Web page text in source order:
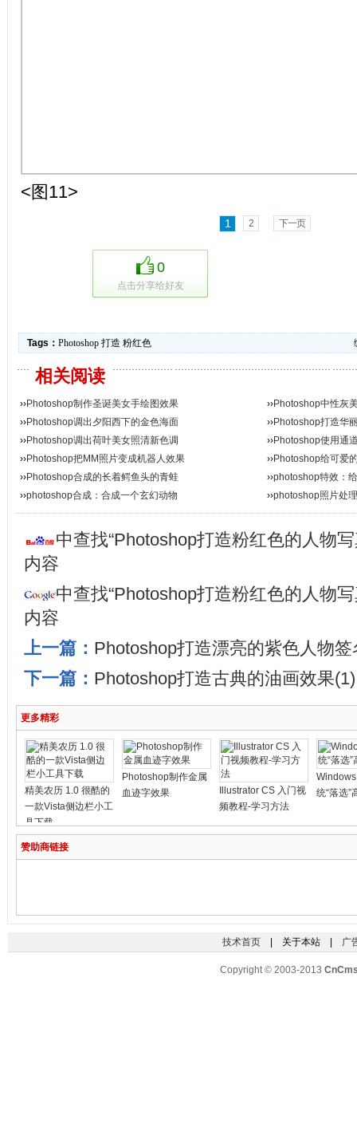
<图11>
1 2 下一页
0
点击分享给好友
Tags： Photoshop 打造 粉红色
相关阅读
››Photoshop制作圣诞美女手绘图效果 ››Photoshop中性灰
››Photoshop调出夕阳西下的金色海面 ››Photoshop打造华
››Photoshop调出荷叶美女照清新色调 ››Photoshop使用通
››Photoshop把MM照片变成机器人效果 ››Photoshop给可爱
››Photoshop合成的长着鳄鱼头的青蛙 ››photoshop特效：
››photoshop合成：合成一个玄幻动物 ››photoshop照片处
中查找“Photoshop打造粉红色的人物
内容
中查找“Photoshop打造粉红色的人物
内容
上一篇： Photoshop打造漂亮的紫色人物
下一篇： Photoshop打造古典的油画效果(1)
更多精彩
精美农历 1.0 很酷的
一款Vista侧边栏小工
具下载
Photoshop制作金属
血迹字效果
Illustrator CS 入门视
频教程-学习方法
统“落选”
赞助商链接
技术首页| 关于本站 | 广
Copyright © 2003-2013